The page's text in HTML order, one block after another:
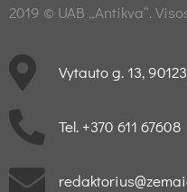
2019 © UAB „Antikva“.
Vytauto g. 13,
Tel. +370 611 67608